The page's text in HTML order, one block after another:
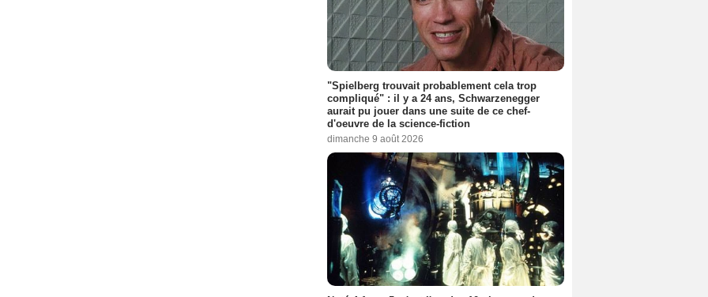
"Spielberg trouvait probablement cela trop
compliqué" : il y a 24 ans, Schwarzenegger
aurait pu jouer dans une suite de ce chef-
d'oeuvre de la science-fiction
dimanche 9 août 2026